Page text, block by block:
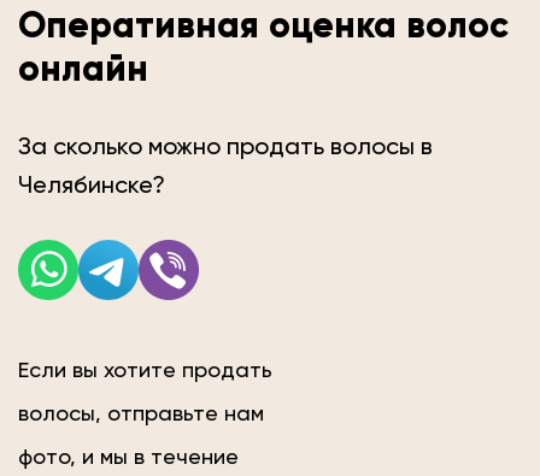
Оперативная оценка волос
онлайн
За сколько можно продать волосы в
Челябинске?
Если вы хотите продать
волосы, отправьте нам
фото, и мы в течение